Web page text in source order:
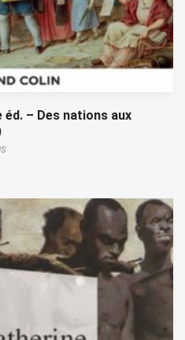
éd. – Des nations aux